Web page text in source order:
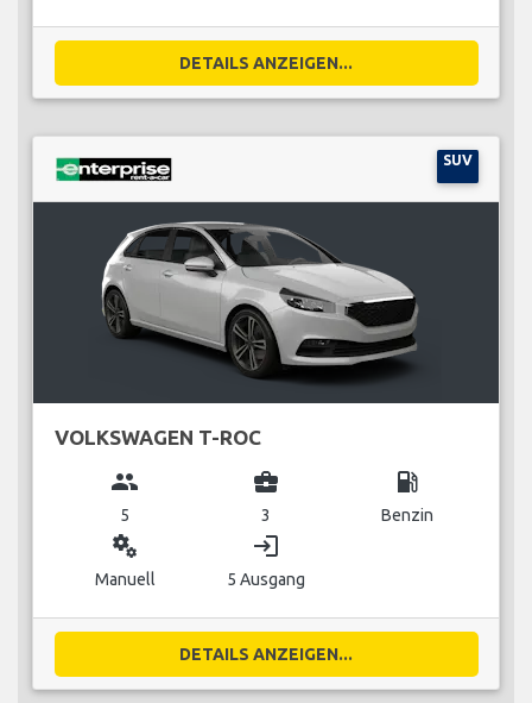
DETAILS ANZEIGEN...
SUV
VOLKSWAGEN T-ROC
group
5
business_center
3
local_gas_station
Benzin
miscellaneous_services
Manuell
login
5 Ausgang
DETAILS ANZEIGEN...